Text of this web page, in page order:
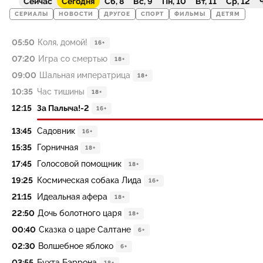
СЕРИАЛЫ НОВОСТИ ДРУГОЕ СПОРТ ФИЛЬМЫ ДЕТЯМ
05:50 Коля, домой! 16+
07:20 Игра со смертью 18+
09:00 Шальная императрица 18+
10:35 Час тишины 18+
12:15 За Палыча!-2 16+
13:45 Садовник 16+
15:35 Горничная 18+
17:45 Голосовой помощник 18+
19:25 Космическая собака Лида 16+
21:15 Идеальная афера 18+
22:50 Дочь болотного царя 18+
00:40 Сказка о царе Салтане 6+
02:30 Волшебное яблоко 6+